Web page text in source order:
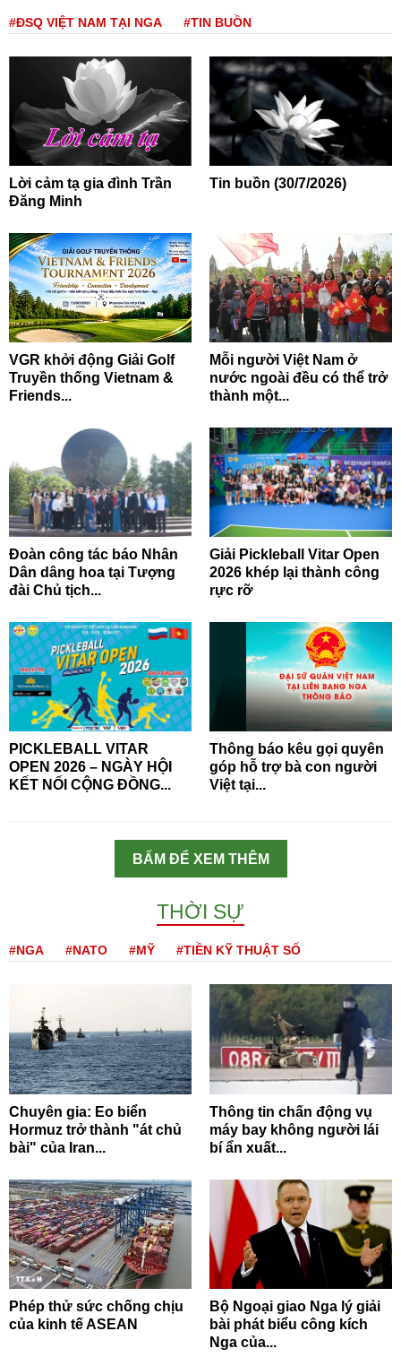
#ĐSQ VIỆT NAM TẠI NGA #TIN BUỒN
Lời cảm tạ gia đình Trần
Đăng Minh
Tin buồn (30/7/2026)
VGR khởi động Giải Golf
Truyền thống Vietnam &
Friends...
Mỗi người Việt Nam ở
nước ngoài đều có thể trở
thành một...
Đoàn công tác báo Nhân
Dân dâng hoa tại Tượng
đài Chủ tịch...
Giải Pickleball Vitar Open
2026 khép lại thành công
rực rỡ
PICKLEBALL VITAR
OPEN 2026 – NGÀY HỘI
KẾT NỐI CỘNG ĐỒNG...
Thông báo kêu gọi quyên
góp hỗ trợ bà con người
Việt tại...
BẤM ĐỂ XEM THÊM
THỜI SỰ
#NGA #NATO #MỸ #TIỀN KỸ THUẬT SỐ
Chuyên gia: Eo biển
Hormuz trở thành "át chủ
bài" của Iran...
Thông tin chấn động vụ
máy bay không người lái
bí ẩn xuất...
Phép thử sức chống chịu
của kinh tế ASEAN
Bộ Ngoại giao Nga lý giải
bài phát biểu công kích
Nga của...